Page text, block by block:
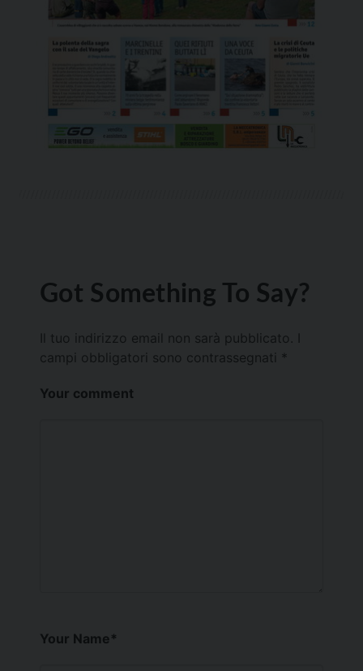
Got Something To Say?
Il tuo indirizzo email non sarà pubblicato.
campi obbligatori sono contrassegnati *
Your comment
Your Name*